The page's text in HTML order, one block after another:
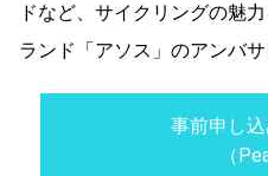
ドなど、サイクリングの魅
ランド「アソス」のアンバサ
事前申し
（